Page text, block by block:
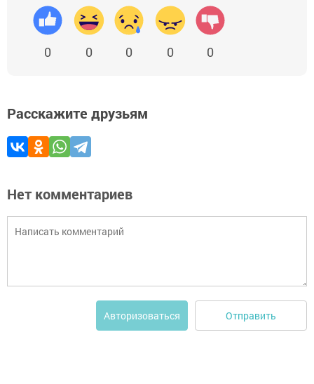
0 0 0 0 0
Расскажите друзьям
Нет комментариев
Авторизоваться Отправить